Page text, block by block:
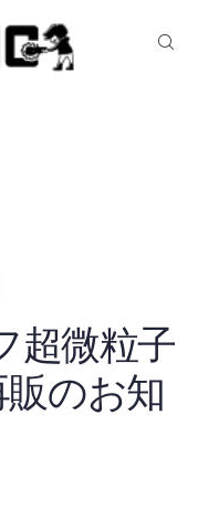
超微粒子
のお知